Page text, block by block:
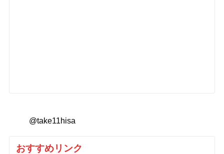
@take11hisa
おすすめリンク